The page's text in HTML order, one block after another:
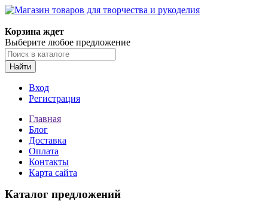
Корзина ждет
Выберите любое предложение
Найти
Вход
Регистрация
Главная
Блог
Доставка
Оплата
Контакты
Карта сайта
Каталог предложений